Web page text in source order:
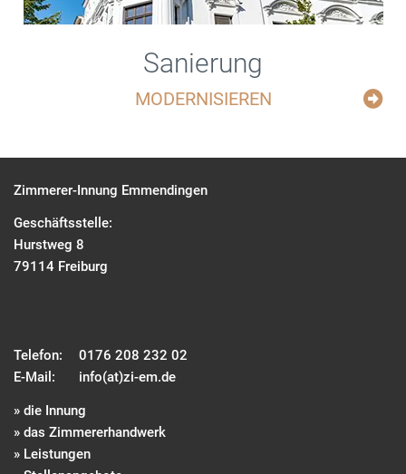
Sanierung
MODERNISIEREN
Zimmerer-Innung Emmendingen
Geschäftsstelle:
Hurstweg 8
79114 Freiburg
Telefon:
0176 208 232 02
E-Mail:
info(at)zi-em.de
» die Innung
» das Zimmererhandwerk
» Leistungen